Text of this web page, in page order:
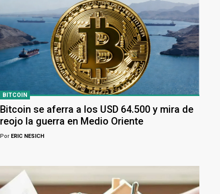
BITCOIN
Bitcoin se aferra a los USD 64.500 y mira de
reojo la guerra en Medio Oriente
Por ERIC NESICH